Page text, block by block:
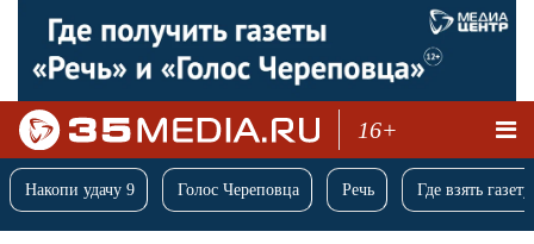
16+
Накопи удачу 9 Голос Череповца Речь Где взять